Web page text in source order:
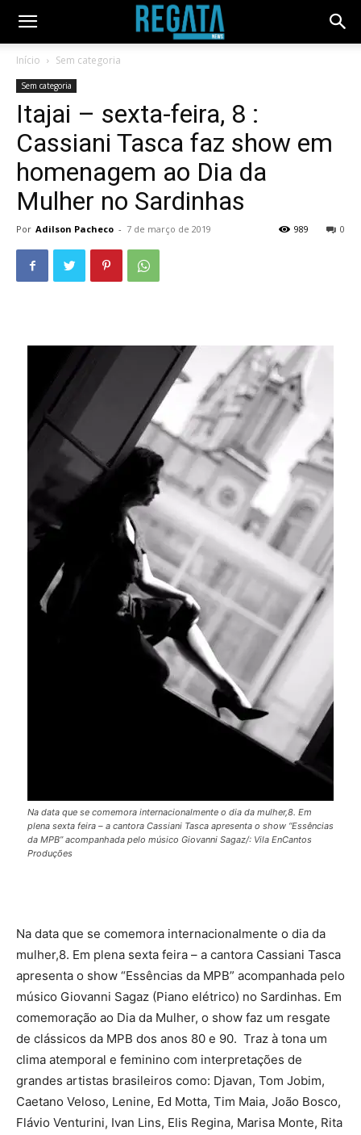
Início Sem categoria
Sem categoria
Itajai – sexta-feira, 8 :
Cassiani Tasca faz show em
homenagem ao Dia da
Mulher no Sardinhas
Por Adilson Pacheco - 7 de março de 2019 0
989
Na data que se comemora internacionalmente o dia da mulher,8. Em
plena sexta feira – a cantora Cassiani Tasca apresenta o show “Essências
da MPB” acompanhada pelo músico Giovanni Sagaz/: Vila EnCantos
Produções
Na data que se comemora internacionalmente o dia da
mulher,8. Em plena sexta feira – a cantora Cassiani Tasca
apresenta o show “Essências da MPB” acompanhada pelo
músico Giovanni Sagaz (Piano elétrico) no Sardinhas. Em
comemoração ao Dia da Mulher, o show faz um resgate
de clássicos da MPB dos anos 80 e 90. Traz à tona um
clima atemporal e feminino com interpretações de
grandes artistas brasileiros como: Djavan, Tom Jobim,
Caetano Veloso, Lenine, Ed Motta, Tim Maia, João Bosco,
Flávio Venturini, Ivan Lins, Elis Regina, Marisa Monte, Rita